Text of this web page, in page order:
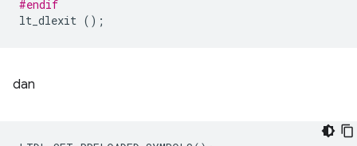
#endif
lt_dlexit ();
dan